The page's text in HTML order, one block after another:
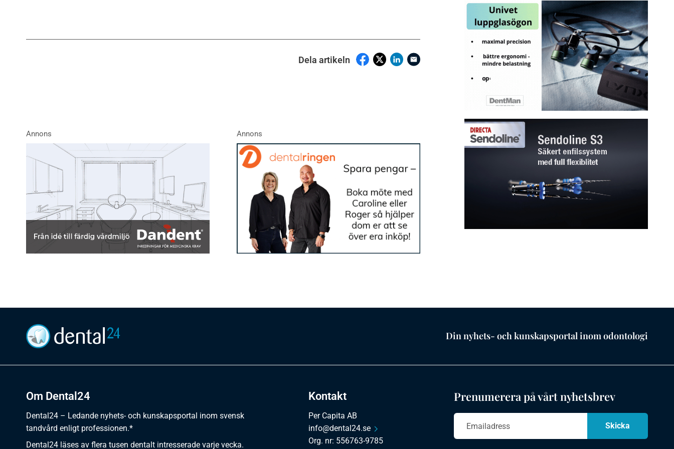
Dela artikeln
Din nyhets- och kunskapsportal inom odontologi
Om Dental24
Dental24 – Ledande nyhets- och kunskapsportal inom svensk
tandvård enligt professionen.*
Dental24 läses av flera tusen dentalt intresserade varje vecka.
Kontakt
Per Capita AB
info@dental24.se
Org. nr: 556763-9785
Prenumerera på vårt nyhetsbrev